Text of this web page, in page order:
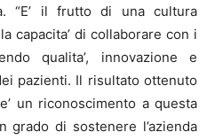
“E’ il frutto di una cultura
capacita’ di collaborare con i
qualita’, innovazione e
pazienti. Il risultato ottenuto
un riconoscimento a questa
grado di sostenere l’azienda